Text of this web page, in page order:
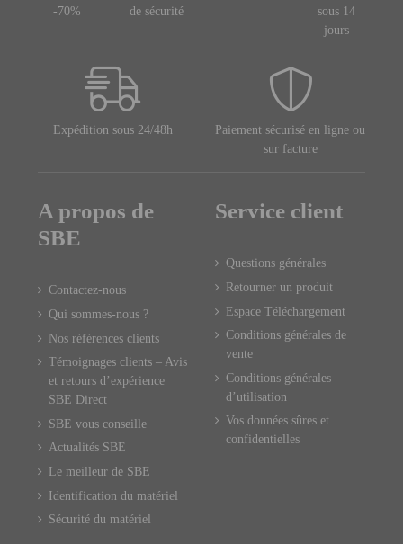
-70%
de sécurité
sous 14
jours
Expédition sous 24/48h
Paiement sécurisé en ligne ou
sur facture
A propos de
SBE
Contactez-nous
Qui sommes-nous ?
Nos références clients
Témoignages clients – Avis
et retours d’expérience
SBE Direct
SBE vous conseille
Actualités SBE
Le meilleur de SBE
Identification du matériel
Sécurité du matériel
Service client
Questions générales
Retourner un produit
Espace Téléchargement
Conditions générales de
vente
Conditions générales
d’utilisation
Vos données sûres et
confidentielles